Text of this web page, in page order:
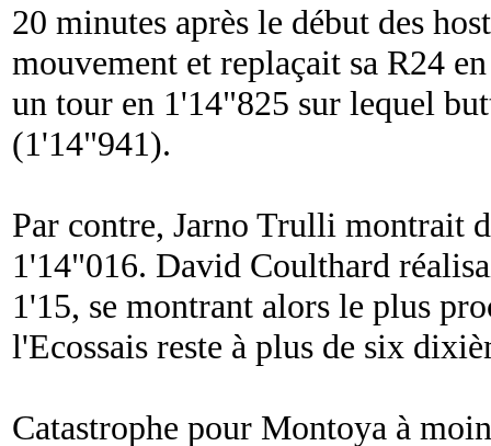
20 minutes après le début des
mouvement et replaçait sa R24
un tour en 1'14"825 sur lequel
(1'14"941).
Par contre, Jarno Trulli montrait
1'14"016. David Coulthard
1'15, se montrant alors le plus
l'Ecossais reste à plus de six
Catastrophe pour Montoya à